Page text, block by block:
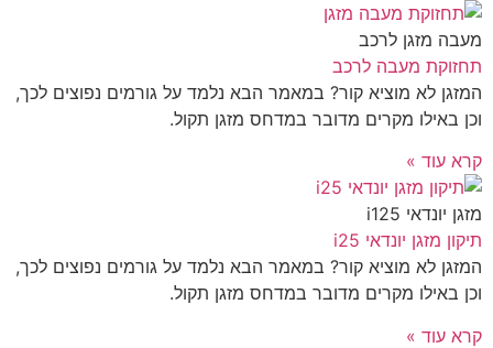
מעבה מזגן לרכב
תחזוקת מעבה לרכב
המזגן לא מוציא קור? במאמר הבא נלמד על גורמים נפוצים לכך,
וכן באילו מקרים מדובר במדחס מזגן תקול.
קרא עוד »
מזגן יונדאי i125
תיקון מזגן יונדאי i25
המזגן לא מוציא קור? במאמר הבא נלמד על גורמים נפוצים לכך,
וכן באילו מקרים מדובר במדחס מזגן תקול.
קרא עוד »